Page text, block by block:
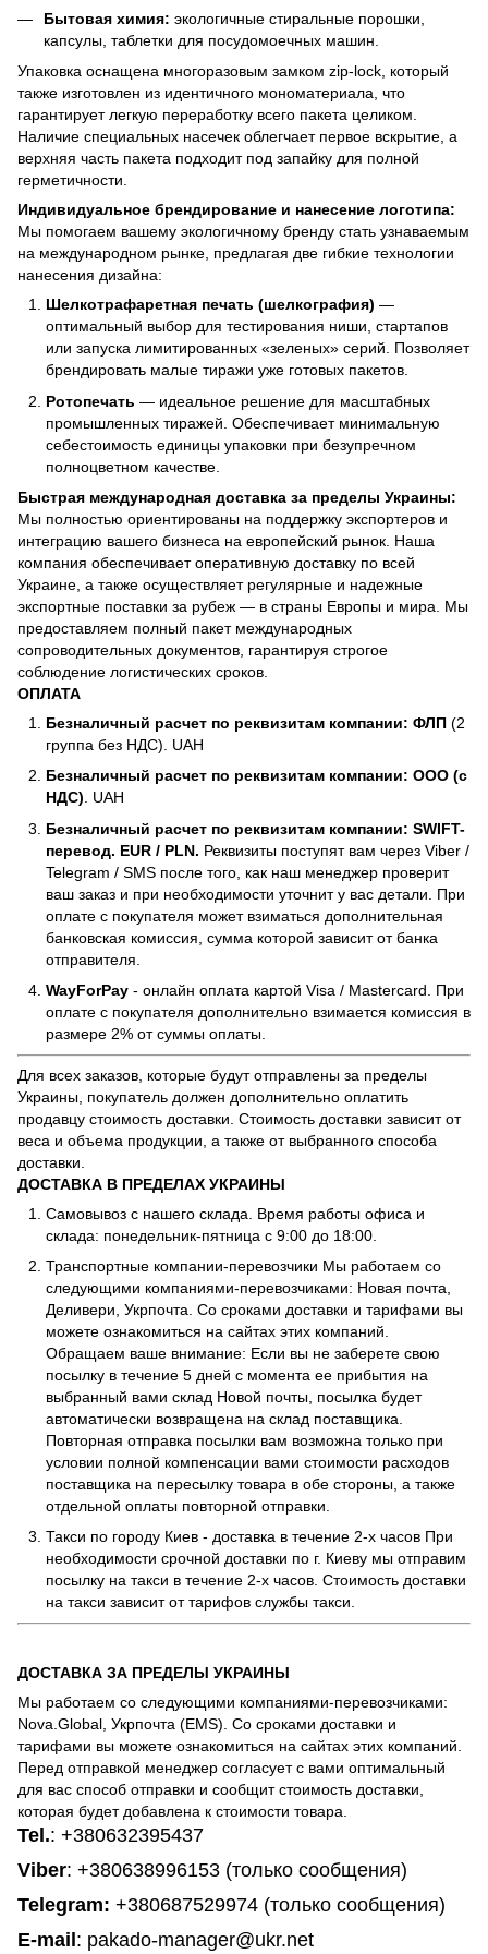
Бытовая химия: экологичные стиральные порошки,
капсулы, таблетки для посудомоечных машин.
Упаковка оснащена многоразовым замком zip-lock, который
также изготовлен из идентичного мономатериала, что
гарантирует легкую переработку всего пакета целиком.
Наличие специальных насечек облегчает первое вскрытие, а
верхняя часть пакета подходит под запайку для полной
герметичности.
Индивидуальное брендирование и нанесение логотипа:
Мы помогаем вашему экологичному бренду стать узнаваемым
на международном рынке, предлагая две гибкие технологии
нанесения дизайна:
Шелкотрафаретная печать (шелкография) —
оптимальный выбор для тестирования ниши, стартапов
или запуска лимитированных «зеленых» серий. Позволяет
брендировать малые тиражи уже готовых пакетов.
Ротопечать — идеальное решение для масштабных
промышленных тиражей. Обеспечивает минимальную
себестоимость единицы упаковки при безупречном
полноцветном качестве.
Быстрая международная доставка за пределы Украины:
Мы полностью ориентированы на поддержку экспортеров и
интеграцию вашего бизнеса на европейский рынок. Наша
компания обеспечивает оперативную доставку по всей
Украине, а также осуществляет регулярные и надежные
экспортные поставки за рубеж — в страны Европы и мира. Мы
предоставляем полный пакет международных
сопроводительных документов, гарантируя строгое
соблюдение логистических сроков.
ОПЛАТА
Безналичный расчет по реквизитам компании: ФЛП (2
группа без НДС). UAH
Безналичный расчет по реквизитам компании: ООО (с
НДС). UAH
Безналичный расчет по реквизитам компании: SWIFT-
перевод. EUR / PLN. Реквизиты поступят вам через Viber /
Telegram / SMS после того, как наш менеджер проверит
ваш заказ и при необходимости уточнит у вас детали. При
оплате с покупателя может взиматься дополнительная
банковская комиссия, сумма которой зависит от банка
отправителя.
WayForPay - онлайн оплата картой Visa / Mastercard. При
оплате с покупателя дополнительно взимается комиссия в
размере 2% от суммы оплаты.
Для всех заказов, которые будут отправлены за пределы
Украины, покупатель должен дополнительно оплатить
продавцу стоимость доставки. Стоимость доставки зависит от
веса и объема продукции, а также от выбранного способа
доставки.
ДОСТАВКА В ПРЕДЕЛАХ УКРАИНЫ
Самовывоз с нашего склада. Время работы офиса и
склада: понедельник-пятница с 9:00 до 18:00.
Транспортные компании-перевозчики Мы работаем со
следующими компаниями-перевозчиками: Новая почта,
Деливери, Укрпочта. Со сроками доставки и тарифами вы
можете ознакомиться на сайтах этих компаний.
Обращаем ваше внимание: Если вы не заберете свою
посылку в течение 5 дней с момента ее прибытия на
выбранный вами склад Новой почты, посылка будет
автоматически возвращена на склад поставщика.
Повторная отправка посылки вам возможна только при
условии полной компенсации вами стоимости расходов
поставщика на пересылку товара в обе стороны, а также
отдельной оплаты повторной отправки.
Такси по городу Киев - доставка в течение 2-х часов При
необходимости срочной доставки по г. Киеву мы отправим
посылку на такси в течение 2-х часов. Стоимость доставки
на такси зависит от тарифов службы такси.
ДОСТАВКА ЗА ПРЕДЕЛЫ УКРАИНЫ
Мы работаем со следующими компаниями-перевозчиками:
Nova.Global, Укрпочта (EMS). Со сроками доставки и
тарифами вы можете ознакомиться на сайтах этих компаний.
Перед отправкой менеджер согласует с вами оптимальный
для вас способ отправки и сообщит стоимость доставки,
которая будет добавлена к стоимости товара.
Tel.: +380632395437
Viber: +380638996153 (только сообщения)
Telegram: +380687529974 (только сообщения)
E-mail: pakado-manager@ukr.net